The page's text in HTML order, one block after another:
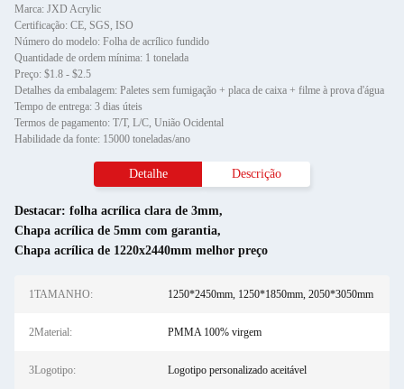
Marca: JXD Acrylic
Certificação: CE, SGS, ISO
Número do modelo: Folha de acrílico fundido
Quantidade de ordem mínima: 1 tonelada
Preço: $1.8 - $2.5
Detalhes da embalagem: Paletes sem fumigação + placa de caixa + filme à prova d'água
Tempo de entrega: 3 dias úteis
Termos de pagamento: T/T, L/C, União Ocidental
Habilidade da fonte: 15000 toneladas/ano
Detalhe Descrição
Destacar: folha acrílica clara de 3mm,
Chapa acrílica de 5mm com garantia,
Chapa acrílica de 1220x2440mm melhor preço
1TAMANHO: 1250*2450mm, 1250*1850mm, 2050*3050mm
2Material: PMMA 100% virgem
3Logotipo: Logotipo personalizado aceitável